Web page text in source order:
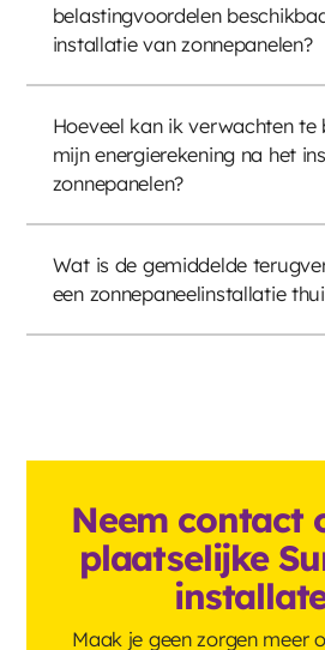
belastingvoordelen
installatie van zonnepanelen?
Hoeveel kan ik verwachten te
mijn energierekening na het
zonnepanelen?
Wat is de gemiddelde
een zonnepaneelinstallatie
Neem contact
plaatselijke
Maak je geen zorgen meer